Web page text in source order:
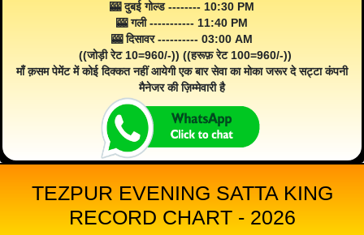
🎰 दुबई गोल्ड -------- 10:30 PM
🎰 गली ----------- 11:40 PM
🎰 दिसावर ---------- 03:00 AM
((जोड़ी रेट 10=960/-)) ((हरूफ़ रेट 100=960/-))
माँ क़सम पेमेंट में कोई दिक्कत नहीं आयेगी एक बार सेवा का मोका जरूर दे सट्टा कंपनी
मैनेजर की ज़िम्मेवारी है
TEZPUR EVENING SATTA KING
RECORD CHART - 2026